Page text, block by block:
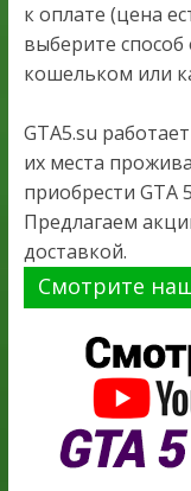
к оплате (цена
выберите
кошельком или
GTA5.su
их места
приобрести GTA
Предлагаем
доставкой.
Смотрите